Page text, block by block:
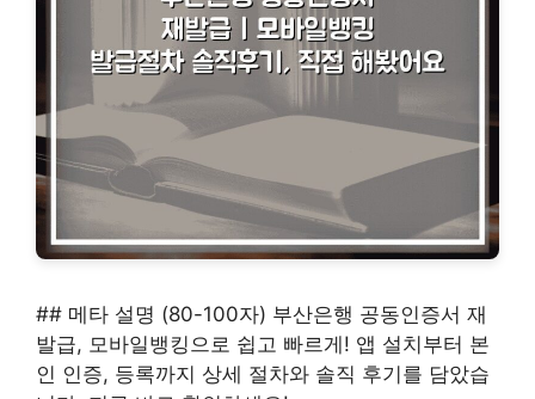
## 메타 설명 (80-100자) 부산은행 공동인증서 재
발급, 모바일뱅킹으로 쉽고 빠르게! 앱 설치부터 본
인 인증, 등록까지 상세 절차와 솔직 후기를 담았습